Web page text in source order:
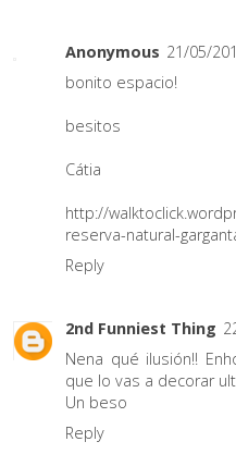
Anonymous 21/05/
bonito espacio!
besitos
Cátia
http://
reserva-natural-
Reply
2nd Funniest Thing
Nena qué ilusión!!
que lo vas a decorar
Un beso
Reply